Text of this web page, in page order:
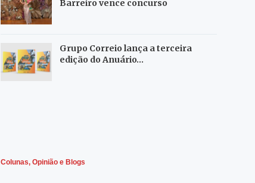
Barreiro vence concurso
Grupo Correio lança a terceira
edição do Anuário…
Colunas, Opinião e Blogs